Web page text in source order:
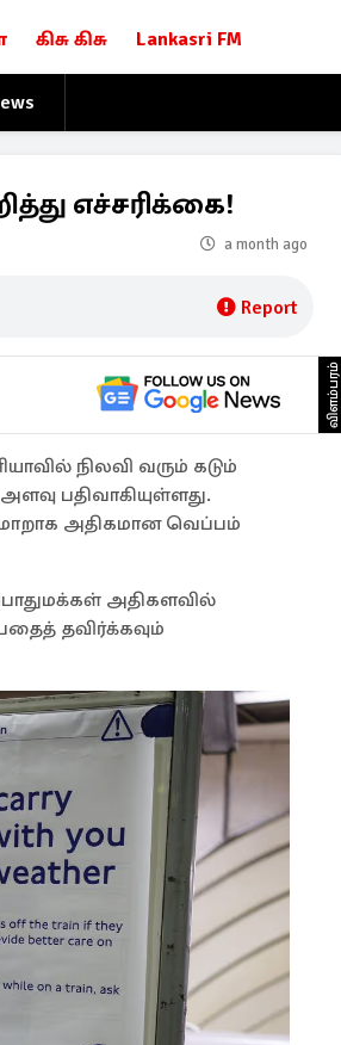
கிசு கிசு Lankasri FM
எச்சரிக்கை!
a month ago
Report
விளம்பரம்
நிலவி வரும் கடும்
பதிவாகியுள்ளது.
மாறாக அதிகமான வெப்பம்
அதிகளவில்
தவிர்க்கவும்